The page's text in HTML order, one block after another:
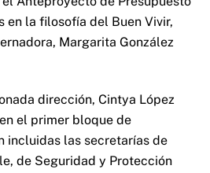
en la filosofía del Buen Vivir,
Margarita González
dirección, Cintya López
el primer bloque de
incluidas las secretarías de
de Seguridad y Protección